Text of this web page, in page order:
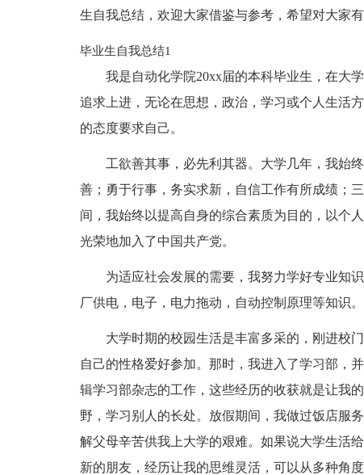
生自我总结，欢迎大家借鉴与参考，希望对大家有
毕业生自我总结1
我是自动化学院20xx届的本科毕业生，在大
追求上进，无论在思想，政治，学习或个人生活
的态度要求自己。
工欲善其事，必先利其器。大学几年，我始
善；勇于行事，务实求新，自信工作有所成绩；
间，我始终以提高自身的综合素质为目的，以个
光荣地加入了中国共产党。
为适应社会发展的需要，我努力学好专业知
厂供电，电子，电力拖动，自动控制原理等知识。
大学时期的校园生活是丰富多采的，刚进校
自己的性格爱好参加。那时，我进入了学习部，
辑学习部杂志的工作，这些经历的收获就是让我
野，学习别人的长处。放假期间，我做过饭店服
解父母辛苦供我上大学的艰难。如果说大学生活
新的朋友，经历让我的思维灵活，可以从多种角